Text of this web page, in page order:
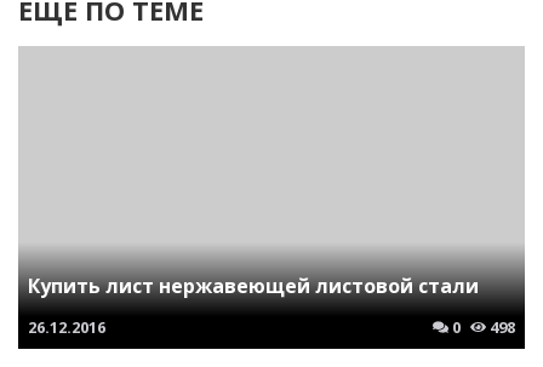
ЕЩЕ ПО ТЕМЕ
Купить лист нержавеющей листовой стали
26.12.2016 0 498